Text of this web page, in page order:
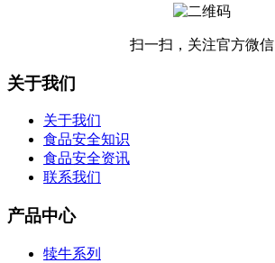
扫一扫，关注官方微信
关于我们
关于我们
食品安全知识
食品安全资讯
联系我们
产品中心
犊牛系列